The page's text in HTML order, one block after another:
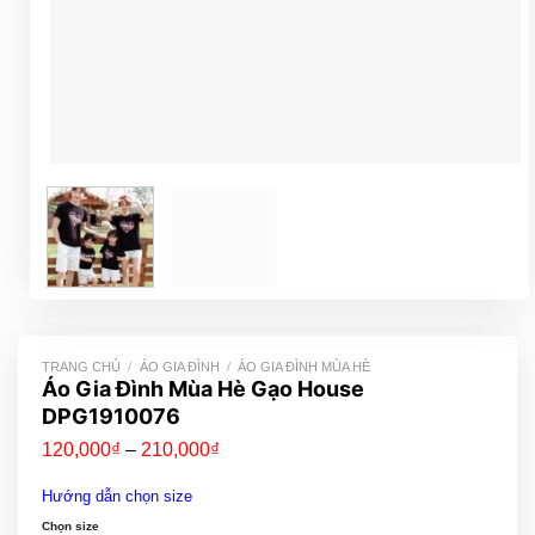
TRANG CHỦ / ÁO GIA ĐÌNH / ÁO GIA ĐÌNH MÙA HÈ
Áo Gia Đình Mùa Hè Gạo House
DPG1910076
120,000₫ – 210,000₫
Hướng dẫn chọn size
Chọn size